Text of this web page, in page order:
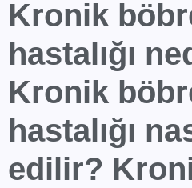
Kronik
hastalığı
Kronik
hastalığı
edilir?